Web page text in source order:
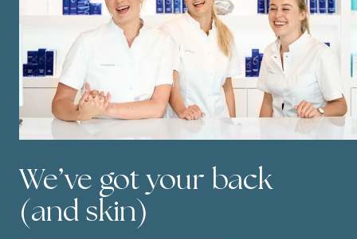
We’ve got your back
(and skin)